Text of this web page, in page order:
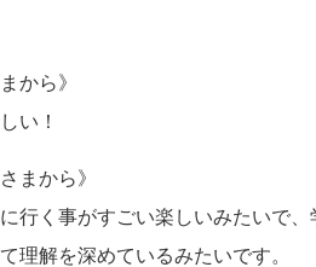
から》
い！
まから》
行く事がすごい楽しいみたいで
理解を深めているみたいです。